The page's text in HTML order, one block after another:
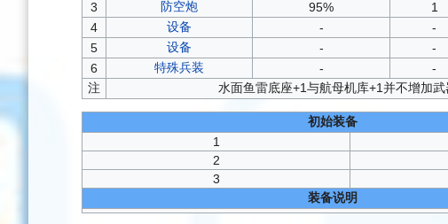
3
防空炮 95% 1
4
设备 - -
5
设备 - -
6
特殊兵装 - -
注
水面鱼雷底座+1与航母机库+1并不增加武
初始装备
1
2
3
装备说明